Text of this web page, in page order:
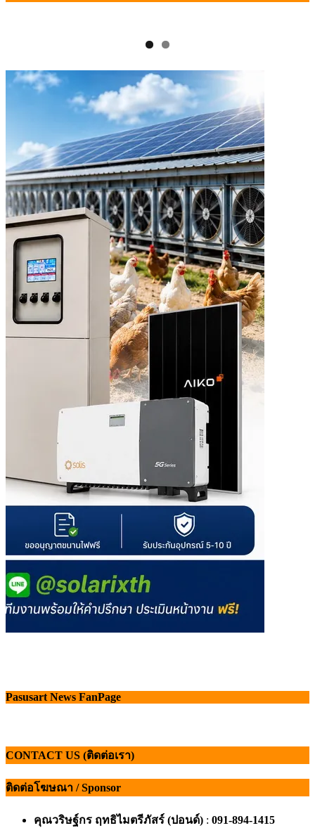
Pasusart News FanPage
CONTACT US (ติดต่อเรา)
ติดต่อโฆษณา / Sponsor
คุณวริษฐ์กร ฤทธิไมตรีภัสร์ (ปอนด์) : 091-894-1415